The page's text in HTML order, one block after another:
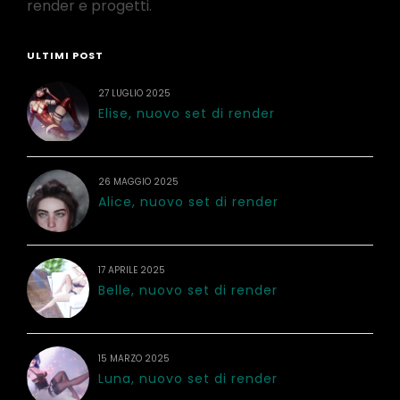
render e progetti.
ULTIMI POST
27 LUGLIO 2025
Elise, nuovo set di render
26 MAGGIO 2025
Alice, nuovo set di render
17 APRILE 2025
Belle, nuovo set di render
15 MARZO 2025
Luna, nuovo set di render